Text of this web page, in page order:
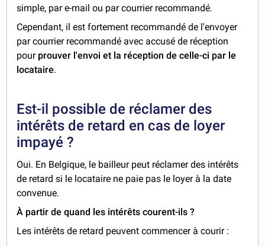
simple, par e-mail ou par courrier recommandé.
Cependant, il est fortement recommandé de l'envoyer
par courrier recommandé avec accusé de réception
pour prouver l'envoi et la réception de celle-ci par le
locataire.
Est-il possible de réclamer des
intérêts de retard en cas de loyer
impayé ?
Oui. En Belgique, le bailleur peut réclamer des intérêts
de retard si le locataire ne paie pas le loyer à la date
convenue.
À partir de quand les intérêts courent-ils ?
Les intérêts de retard peuvent commencer à courir :